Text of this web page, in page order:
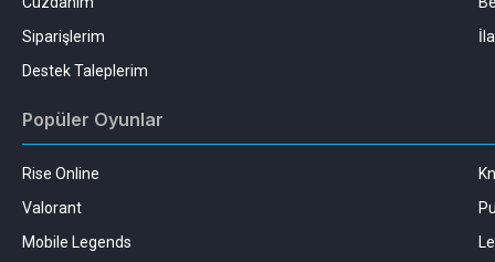
Siparişlerim
Destek Taleplerim
Popüler Oyunlar
Rise Online
Valorant
Mobile Legends